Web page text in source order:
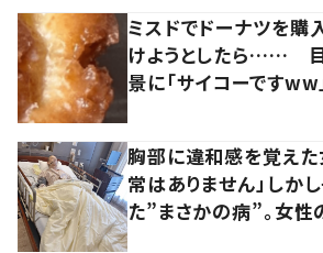
ミスドでドーナツを購
けようとしたら……
景に「サイコーですww
胸部に違和感を覚えた
常はありません」しか
た”まさかの病”。女